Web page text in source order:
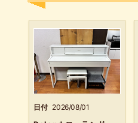
日付 2026/08/01